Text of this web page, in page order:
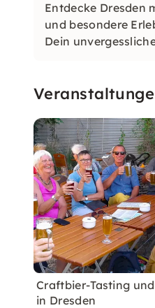
Entdecke Dresden
und besondere
Dein
Craftbier-Tasting
in Dresden